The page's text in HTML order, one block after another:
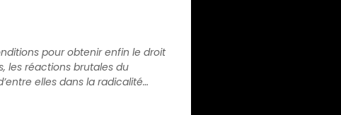
pour obtenir enfin le droit
les réactions brutales du
elles dans la radicalité…